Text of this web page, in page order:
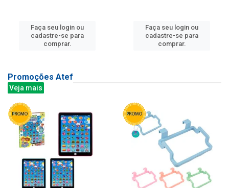
Faça seu login ou
cadastre-se para
comprar.
Faça seu login ou
cadastre-se para
comprar.
Promoções Atef
Veja mais